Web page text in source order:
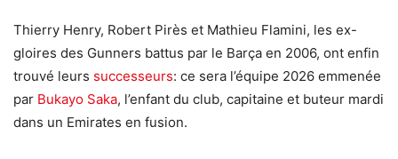
Thierry Henry, Robert Pirès et Mathieu Flamini, les ex-
gloires des Gunners battus par le Barça en 2006, ont enfin
trouvé leurs successeurs: ce sera l’équipe 2026 emmenée
par Bukayo Saka, l’enfant du club, capitaine et buteur mardi
dans un Emirates en fusion.